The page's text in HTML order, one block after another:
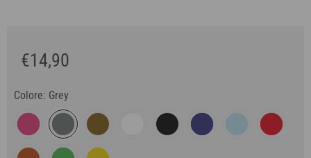
€14,90
Colore: Grey